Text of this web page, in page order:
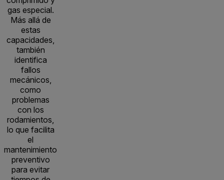
gas especial.
Más allá de
estas
capacidades,
también
identifica
fallos
mecánicos,
como
problemas
con los
rodamientos,
lo que facilita
el
mantenimiento
preventivo
para evitar